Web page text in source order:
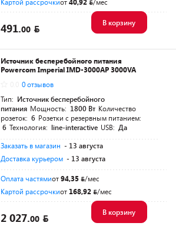
Картой рассрочкиот40,92 /мес
491.00
В корзину
Источник бесперебойного питания
Powercom Imperial IMD-3000AP 3000VA
0 отзывов
Тип: Источник бесперебойного
питания Мощность: 1800 Вт Количество
розеток: 6 Розетки с резервным питанием:
6 Технология: line-interactive USB: Да
Заказать в магазин - 13 августа
Доставка курьером - 13 августа
Оплата частямиот94,35
/мес
Картой рассрочкиот 168,92 /мес
2 027.00
В корзину